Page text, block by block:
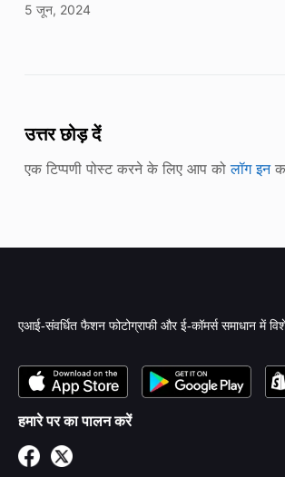
5 जून, 2024
उत्तर छोड़ दें
एक टिप्पणी पोस्ट करने के लिए आप कोलॉग इन
एआई-संवर्धित फैशन फोटोग्राफी और ई-कॉमर्स समाधान में
हमारे पर का पालन करें